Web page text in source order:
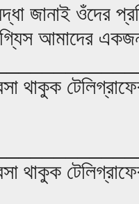
জানাই ওঁদের
আমাদের
থাকুক
থাকুক